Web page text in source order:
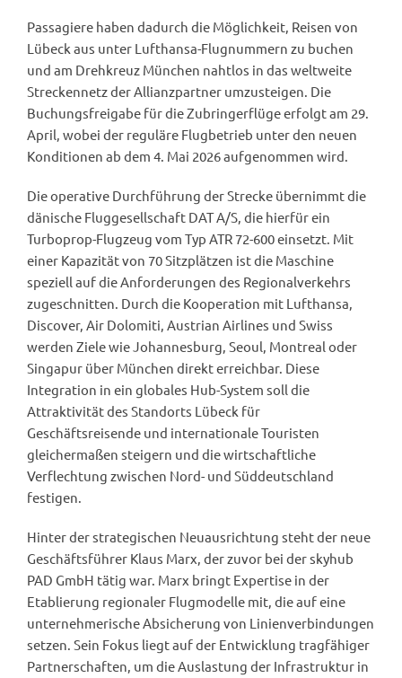
Passagiere haben dadurch die Möglichkeit, Reisen von
Lübeck aus unter Lufthansa-Flugnummern zu buchen
und am Drehkreuz München nahtlos in das weltweite
Streckennetz der Allianzpartner umzusteigen. Die
Buchungsfreigabe für die Zubringerflüge erfolgt am 29.
April, wobei der reguläre Flugbetrieb unter den neuen
Konditionen ab dem 4. Mai 2026 aufgenommen wird.
Die operative Durchführung der Strecke übernimmt die
dänische Fluggesellschaft DAT A/S, die hierfür ein
Turboprop-Flugzeug vom Typ ATR 72-600 einsetzt. Mit
einer Kapazität von 70 Sitzplätzen ist die Maschine
speziell auf die Anforderungen des Regionalverkehrs
zugeschnitten. Durch die Kooperation mit Lufthansa,
Discover, Air Dolomiti, Austrian Airlines und Swiss
werden Ziele wie Johannesburg, Seoul, Montreal oder
Singapur über München direkt erreichbar. Diese
Integration in ein globales Hub-System soll die
Attraktivität des Standorts Lübeck für
Geschäftsreisende und internationale Touristen
gleichermaßen steigern und die wirtschaftliche
Verflechtung zwischen Nord- und Süddeutschland
festigen.
Hinter der strategischen Neuausrichtung steht der neue
Geschäftsführer Klaus Marx, der zuvor bei der skyhub
PAD GmbH tätig war. Marx bringt Expertise in der
Etablierung regionaler Flugmodelle mit, die auf eine
unternehmerische Absicherung von Linienverbindungen
setzen. Sein Fokus liegt auf der Entwicklung tragfähiger
Partnerschaften, um die Auslastung der Infrastruktur in